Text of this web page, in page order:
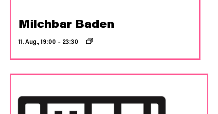
Milchbar Baden
11. Aug., 19:00 – 23:30